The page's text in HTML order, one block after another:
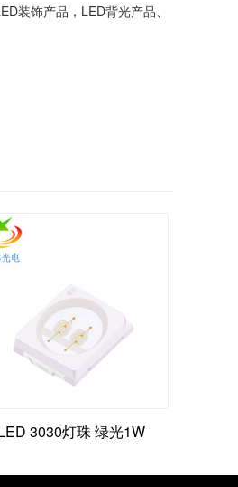
装饰产品，LED背光产品、
3030灯珠 绿光1W